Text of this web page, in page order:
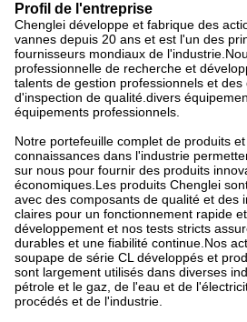
Profil de l'entreprise
Chenglei développe et fabrique des
vannes depuis 20 ans et est l'un des
fournisseurs mondiaux de
professionnelle de recherche et
talents de gestion professionnels et
d'inspection de qualité.divers
équipements professionnels.
Notre portefeuille complet de produits
connaissances dans l'industrie
sur nous pour fournir des produits
économiques.Les produits Chenglei
avec des composants de qualité et des
claires pour un fonctionnement rapide
développement et nos tests stricts
durables et une fiabilité continue.Nos
soupape de série CL développés et
sont largement utilisés dans diverses
pétrole et le gaz, de l'eau et de
procédés et de l'industrie.